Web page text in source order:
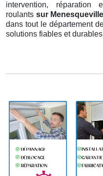
intervention, réparation
roulants sur Menesqueville
dans tout le département
solutions fiables et